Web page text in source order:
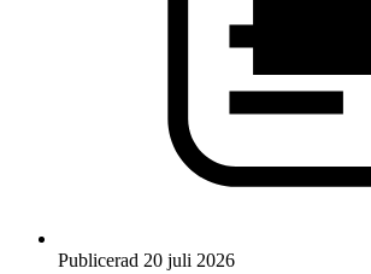
Publicerad 20 juli 2026